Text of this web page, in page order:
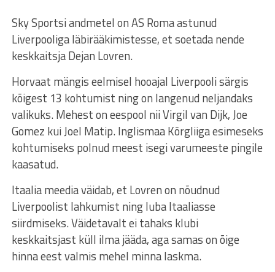
Sky Sportsi andmetel on AS Roma astunud
Liverpooliga läbirääkimistesse, et soetada nende
keskkaitsja Dejan Lovren.
Horvaat mängis eelmisel hooajal Liverpooli särgis
kõigest 13 kohtumist ning on langenud neljandaks
valikuks. Mehest on eespool nii Virgil van Dijk, Joe
Gomez kui Joel Matip. Inglismaa Kõrgliiga esimeseks
kohtumiseks polnud meest isegi varumeeste pingile
kaasatud.
Itaalia meedia väidab, et Lovren on nõudnud
Liverpoolist lahkumist ning luba Itaaliasse
siirdmiseks. Väidetavalt ei tahaks klubi
keskkaitsjast küll ilma jääda, aga samas on õige
hinna eest valmis mehel minna laskma.